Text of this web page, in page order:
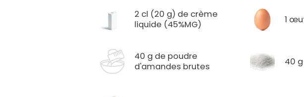
2 cl (20 g) de crème
liquide (45%MG)
1
40 g de poudre
d'amandes brutes
40